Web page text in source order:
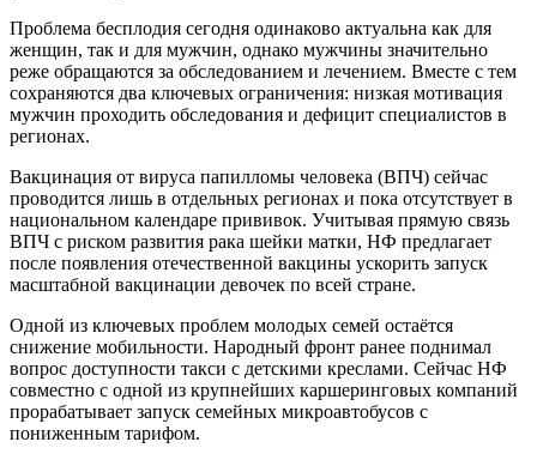
Проблема бесплодия сегодня одинаково актуальна как для
женщин, так и для мужчин, однако мужчины значительно
реже обращаются за обследованием и лечением. Вместе с тем
сохраняются два ключевых ограничения: низкая мотивация
мужчин проходить обследования и дефицит специалистов в
регионах.
Вакцинация от вируса папилломы человека (ВПЧ) сейчас
проводится лишь в отдельных регионах и пока отсутствует в
национальном календаре прививок. Учитывая прямую связь
ВПЧ с риском развития рака шейки матки, НФ предлагает
после появления отечественной вакцины ускорить запуск
масштабной вакцинации девочек по всей стране.
Одной из ключевых проблем молодых семей остаётся
снижение мобильности. Народный фронт ранее поднимал
вопрос доступности такси с детскими креслами. Сейчас НФ
совместно с одной из крупнейших каршеринговых компаний
прорабатывает запуск семейных микроавтобусов с
пониженным тарифом.